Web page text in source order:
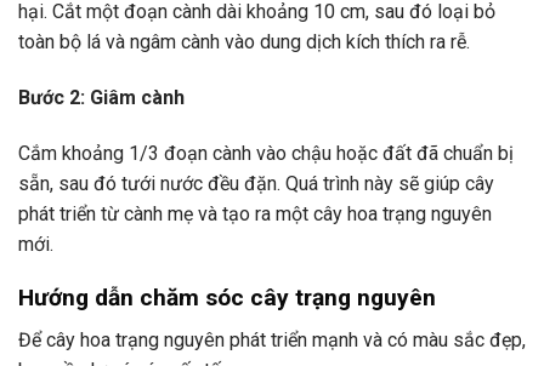
hại. Cắt một đoạn cành dài khoảng 10 cm, sau đó loại bỏ
toàn bộ lá và ngâm cành vào dung dịch kích thích ra rễ.
Bước 2: Giâm cành
Cắm khoảng 1/3 đoạn cành vào chậu hoặc đất đã chuẩn bị
sẵn, sau đó tưới nước đều đặn. Quá trình này sẽ giúp cây
phát triển từ cành mẹ và tạo ra một cây hoa trạng nguyên
mới.
Hướng dẫn chăm sóc cây trạng nguyên
Để cây hoa trạng nguyên phát triển mạnh và có màu sắc đẹp,